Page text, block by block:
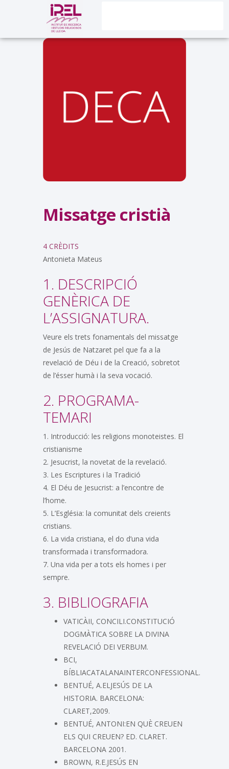
Missatge cristià
4 CRÈDITS
Antonieta Mateus
1. DESCRIPCIÓ
GENÈRICA DE
L’ASSIGNATURA.
Veure els trets fonamentals del missatge
de Jesús de Natzaret pel que fa a la
revelació de Déu i de la Creació, sobretot
de l’ésser humà i la seva vocació.
2. PROGRAMA-
TEMARI
1. Introducció: les religions monoteistes. El
cristianisme
2. Jesucrist, la novetat de la revelació.
3. Les Escriptures i la Tradició
4. El Déu de Jesucrist: a l’encontre de
l’home.
5. L’Església: la comunitat dels creients
cristians.
6. La vida cristiana, el do d’una vida
transformada i transformadora.
7. Una vida per a tots els homes i per
sempre.
3. BIBLIOGRAFIA
VATICÀII, CONCILI.CONSTITUCIÓ
DOGMÀTICA SOBRE LA DIVINA
REVELACIÓ DEI VERBUM.
BCI,
BÍBLIACATALANAINTERCONFESSIONAL.
BENTUÉ, A.ELJESÚS DE LA
HISTORIA. BARCELONA:
CLARET,2009.
BENTUÉ, ANTONI:EN QUÈ CREUEN
ELS QUI CREUEN? ED. CLARET.
BARCELONA 2001.
BROWN, R.E.JESÚS EN